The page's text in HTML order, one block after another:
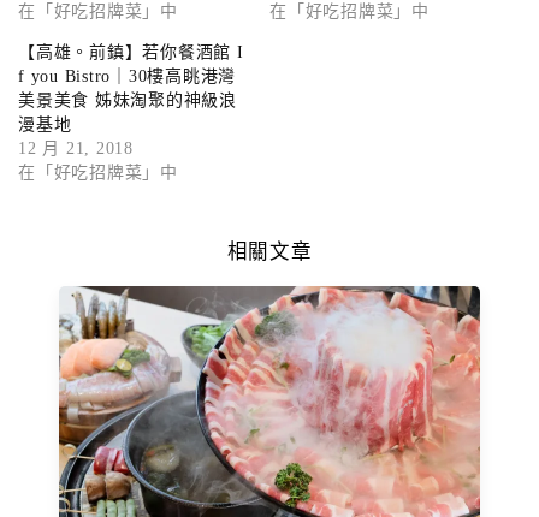
在「好吃招牌菜」中
在「好吃招牌菜」中
【高雄。前鎮】若你餐酒館 I
f you Bistro｜30樓高眺港灣
美景美食 姊妹淘聚的神級浪
漫基地
12 月 21, 2018
在「好吃招牌菜」中
相關文章